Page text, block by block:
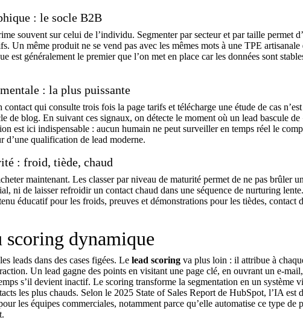
: le socle B2B
souvent sur celui de l’individu. Segmenter par secteur et par taille permet
Un même produit ne se vend pas avec les mêmes mots à une TPE
est généralement le premier que l’on met en place car les données sont
: la plus puissante
qui consulte trois fois la page tarifs et télécharge une étude de cas
de blog. En suivant ces signaux, on détecte le moment où un lead bascule
est ici indispensable : aucun humain ne peut surveiller en temps réel le
d’une qualification de lead moderne.
: froid, tiède, chaud
maintenant. Les classer par niveau de maturité permet de ne pas brûler
ni de laisser refroidir un contact chaud dans une séquence de nurturing
éducatif pour les froids, preuves et démonstrations pour les tièdes, contact
dynamique
leads dans des cases figées. Le lead scoring va plus loin : il attribue à
Un lead gagne des points en visitant une page clé, en ouvrant un e-
s’il devient inactif. Le scoring transforme la segmentation en un système
les plus chauds. Selon le 2025 State of Sales Report de HubSpot, l’IA est
les équipes commerciales, notamment parce qu’elle automatise ce type de